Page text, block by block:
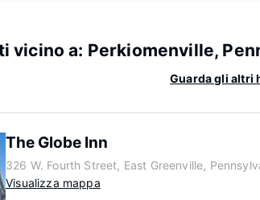
vicino a: Perkiomenville,
Guarda gli altri
The Globe Inn
326 W. Fourth Street, East Greenville,
Visualizza mappa